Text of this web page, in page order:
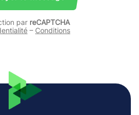
par reCAPTCHA
– Conditions